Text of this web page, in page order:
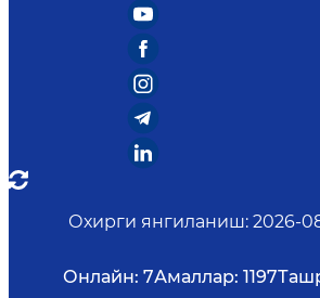
Охирги янгиланиш: 2026-
Онлайн: 7Амаллар: 1197